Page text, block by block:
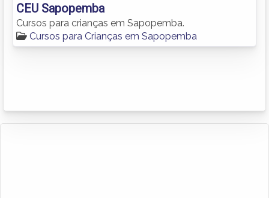
CEU Sapopemba
Cursos para crianças em Sapopemba.
Cursos para Crianças em Sapopemba